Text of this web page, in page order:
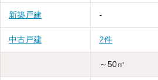
新築戸建 -
中古戸建 2件
～50㎡